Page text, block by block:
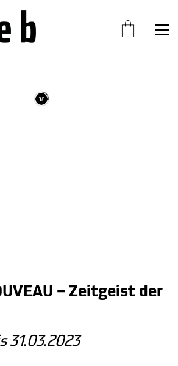
– Zeitgeist der
31.03.2023